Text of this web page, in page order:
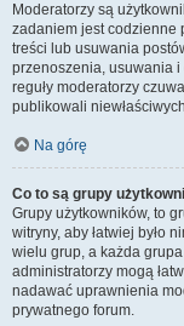
Moderatorzy są
zadaniem jest codzienne
treści lub usuwania
przenoszenia, usuwania
reguły moderatorzy
publikowali
Na górę
Co to są grupy
Grupy użytkowników, to
witryny, aby łatwiej było
wielu grup, a każda
administratorzy mogą
nadawać uprawnienia
prywatnego forum.